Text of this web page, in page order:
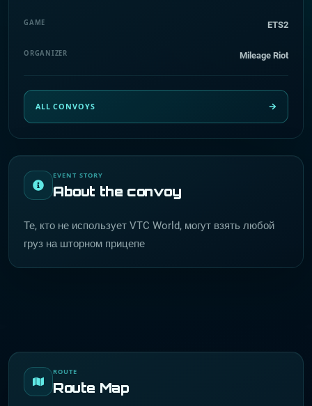
EVENT STORY
About the convoy
Те, кто не использует VTC World, могут взять любой
груз на шторном прицепе
ROUTE
Route Map
GAME ETS2
ORGANIZER Mileage Riot
ALL CONVOYS